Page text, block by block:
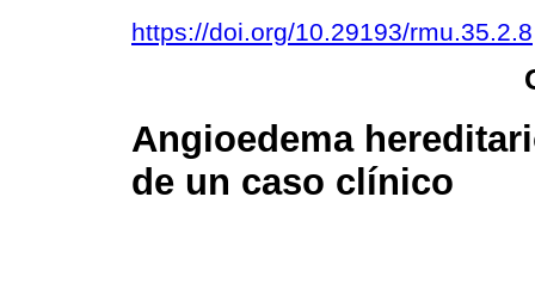
https://doi.org/10.29193/rmu.35.2.8
Angioedema
de un caso clínico